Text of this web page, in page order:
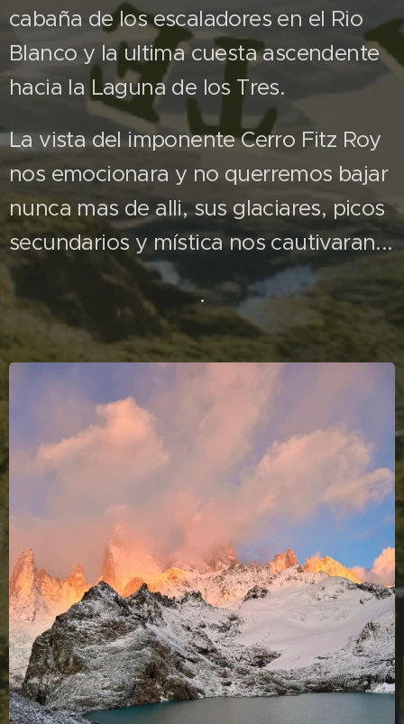
cabaña de los escaladores en el Rio
Blanco y la ultima cuesta ascendente
hacia la Laguna de los Tres.
La vista del imponente Cerro Fitz Roy
nos emocionara y no querremos bajar
nunca mas de alli, sus glaciares, picos
secundarios y mística nos cautivaran...
.